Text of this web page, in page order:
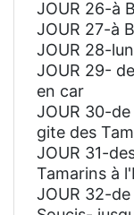
JOUR 26-à
JOUR 27-à
JOUR 28-
JOUR 29-
en car
JOUR 30-
gite des
JOUR 31-
Tamarins à
JOUR 32-